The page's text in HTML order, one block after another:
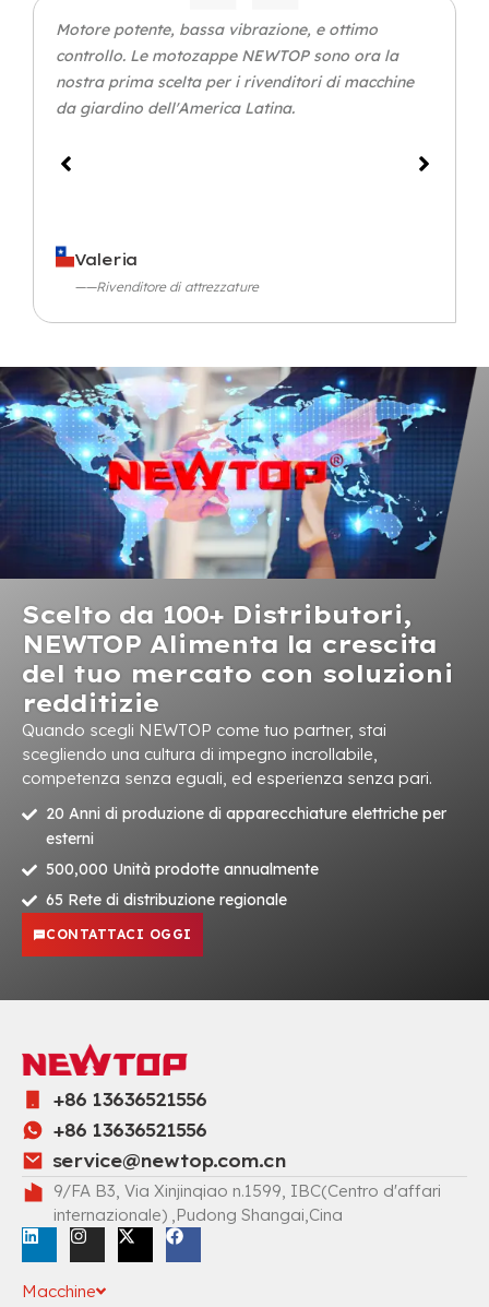
Motore potente, bassa vibrazione, e ottimo
controllo. Le motozappe NEWTOP sono ora la
nostra prima scelta per i rivenditori di macchine
da giardino dell'America Latina.
Valeria
——Rivenditore di attrezzature
Scelto da 100+ Distributori,
NEWTOP Alimenta la crescita
del tuo mercato con soluzioni
redditizie
Quando scegli NEWTOP come tuo partner, stai
scegliendo una cultura di impegno incrollabile,
competenza senza eguali, ed esperienza senza pari.
20 Anni di produzione di apparecchiature elettriche per
esterni
500,000 Unità prodotte annualmente
65 Rete di distribuzione regionale
CONTATTACI OGGI
+86 13636521556
+86 13636521556
service@newtop.com.cn
9/FA B3, Via Xinjinqiao n.1599, IBC(Centro d'affari
internazionale) ,Pudong Shangai,Cina
Macchine